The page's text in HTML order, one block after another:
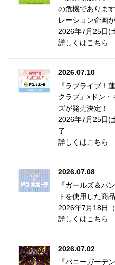
の危機でありま
レーション企画
2026年7月25日(
詳しくはこちら
2026.07.10
『ラブライブ！
クラブ』×ドン・
ズが発売決定！
2026年7月25日(
了
詳しくはこちら
2026.07.08
『ガールズ＆パ
トを使用した商
2026年7月18日
詳しくはこちら
2026.07.02
『バニーガーデ